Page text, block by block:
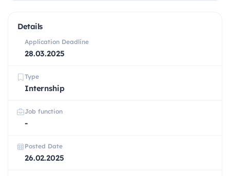
Details
Application Deadline
28.03.2025
Type
Internship
Job function
-
Posted Date
26.02.2025